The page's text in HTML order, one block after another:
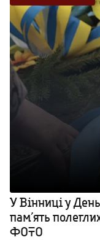
У Вінниці у
памʼять
ФОТО